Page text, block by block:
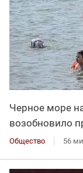
Черное море
возобновило
Общество 56